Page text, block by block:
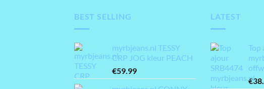
BEST SELLING
myrbjeans.nl TESSY
CRP JOG kleur PEACH
€59.99
LATEST
Top
€